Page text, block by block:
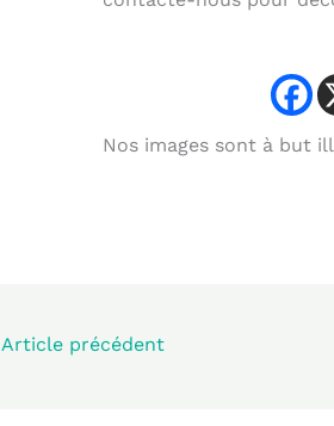
Nos images sont à but
Article précédent